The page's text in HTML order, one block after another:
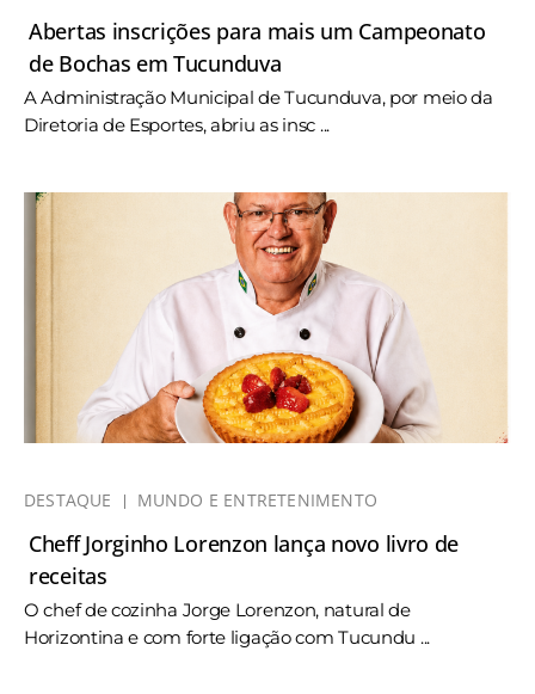
Abertas inscrições para mais um Campeonato
de Bochas em Tucunduva
A Administração Municipal de Tucunduva, por meio da
Diretoria de Esportes, abriu as insc ...
DESTAQUE MUNDO E ENTRETENIMENTO
Cheff Jorginho Lorenzon lança novo livro de
receitas
O chef de cozinha Jorge Lorenzon, natural de
Horizontina e com forte ligação com Tucundu ...